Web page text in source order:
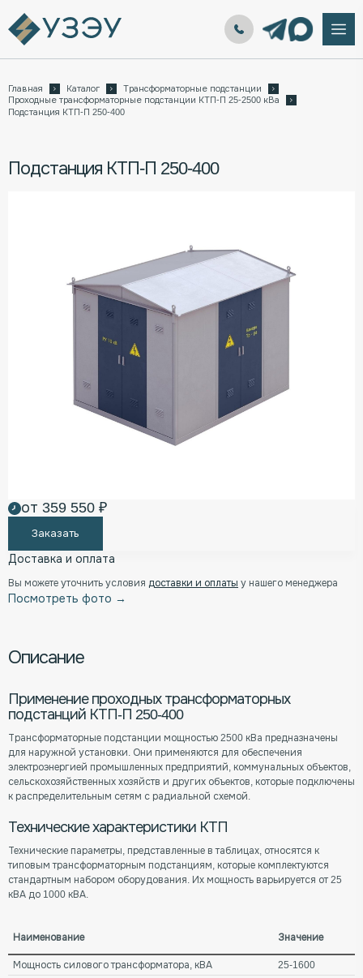
Главная Каталог
Трансформаторные подстанции
Проходные трансформаторные подстанции КТП-П 25-2500 кВа
Подстанция КТП-П 250-400
Подстанция КТП-П 250-400
от 359 550 ₽
Заказать
Доставка и оплата
Вы можете уточнить условия доставки и оплаты у нашего менеджера
Посмотреть фото →
Описание
Применение проходных трансформаторных
подстанций КТП-П 250-400
Трансформаторные подстанции мощностью 2500 кВа предназначены
для наружной установки. Они применяются для обеспечения
электроэнергией промышленных предприятий, коммунальных объектов,
сельскохозяйственных хозяйств и других объектов, которые подключены
к распределительным сетям с радиальной схемой.
Технические характеристики КТП
Технические параметры, представленные в таблицах, относятся к
типовым трансформаторным подстанциям, которые комплектуются
стандартным набором оборудования. Их мощность варьируется от 25
кВА до 1000 кВА.
Наименование Значение
Мощность силового трансформатора, кВА
25-1600